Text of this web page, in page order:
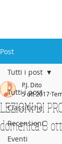
Post
Tutti i post
Classifiche
Recensioni
Eventi
Tutti i post
LEZIONI DI
domenica 8
P.J. Dito
5 ott 2017